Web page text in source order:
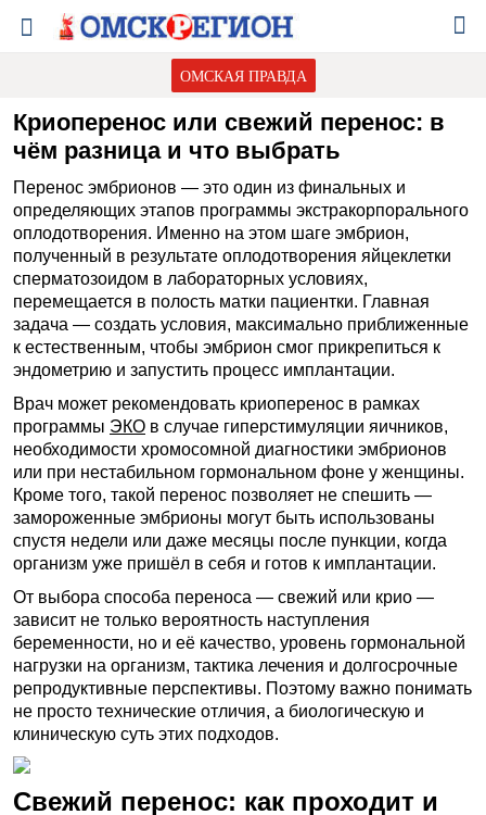
ОМСКАЯ ПРАВДА
Криоперенос или свежий перенос: в
чём разница и что выбрать
Перенос эмбрионов — это один из финальных и
определяющих этапов программы экстракорпорального
оплодотворения. Именно на этом шаге эмбрион,
полученный в результате оплодотворения яйцеклетки
сперматозоидом в лабораторных условиях,
перемещается в полость матки пациентки. Главная
задача — создать условия, максимально приближенные
к естественным, чтобы эмбрион смог прикрепиться к
эндометрию и запустить процесс имплантации.
Врач может рекомендовать криоперенос в рамках
программы ЭКО в случае гиперстимуляции яичников,
необходимости хромосомной диагностики эмбрионов
или при нестабильном гормональном фоне у женщины.
Кроме того, такой перенос позволяет не спешить —
замороженные эмбрионы могут быть использованы
спустя недели или даже месяцы после пункции, когда
организм уже пришёл в себя и готов к имплантации.
От выбора способа переноса — свежий или крио —
зависит не только вероятность наступления
беременности, но и её качество, уровень гормональной
нагрузки на организм, тактика лечения и долгосрочные
репродуктивные перспективы. Поэтому важно понимать
не просто технические отличия, а биологическую и
клиническую суть этих подходов.
Свежий перенос: как проходит и